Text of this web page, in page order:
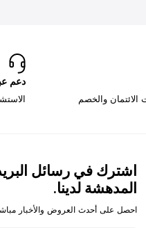
الائتمان والخصم
دعم عبر
اشترك في رسائل
المدهشة لدينا.
احصل على أحدث العروض والأخبار